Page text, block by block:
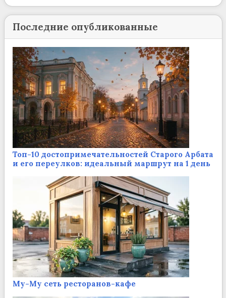
Последние опубликованные
Топ-10 достопримечательностей Старого Арбата
и его переулков: идеальный маршрут на 1 день
Му-Му сеть ресторанов-кафе